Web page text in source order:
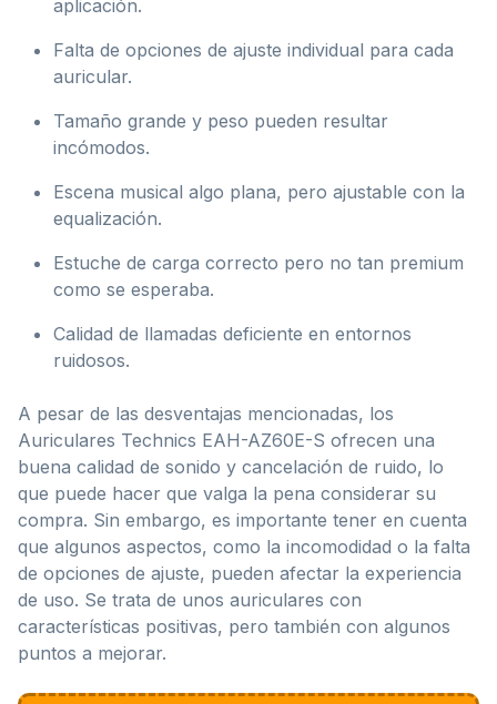
aplicación.
Falta de opciones de ajuste individual para cada
auricular.
Tamaño grande y peso pueden resultar
incómodos.
Escena musical algo plana, pero ajustable con la
equalización.
Estuche de carga correcto pero no tan premium
como se esperaba.
Calidad de llamadas deficiente en entornos
ruidosos.
A pesar de las desventajas mencionadas, los
Auriculares Technics EAH-AZ60E-S ofrecen una
buena calidad de sonido y cancelación de ruido, lo
que puede hacer que valga la pena considerar su
compra. Sin embargo, es importante tener en cuenta
que algunos aspectos, como la incomodidad o la falta
de opciones de ajuste, pueden afectar la experiencia
de uso. Se trata de unos auriculares con
características positivas, pero también con algunos
puntos a mejorar.